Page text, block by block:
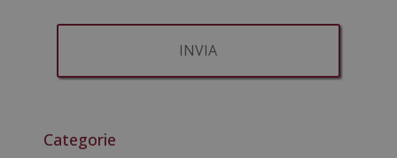
Per ulteriori informazioni, consulti la nostra Politica sulla privacy.
e
Categorie